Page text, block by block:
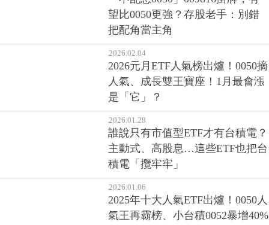
把配角當主角
2026.02.04
2026元月ETF人氣榜出爐！0050摘
人氣、成長雙王寶座！1月最會漲
是「它」？
2026.01.28
誰說只有市值型ETF才有台積電？
主動式、高股息…這些ETF也把台
積電「攬牢牢」
2026.01.06
2025年十大人氣ETF出爐！0050人
氣王再霸榜、小台積0052暴增40%
成新黑馬